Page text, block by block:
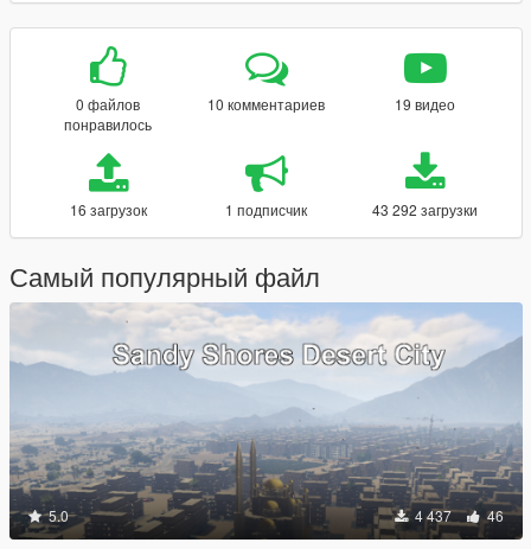
0 файлов
понравилось
10 комментариев 19 видео
16 загрузок 1 подписчик 43 292 загрузки
Самый популярный файл
5.0 4 437 46